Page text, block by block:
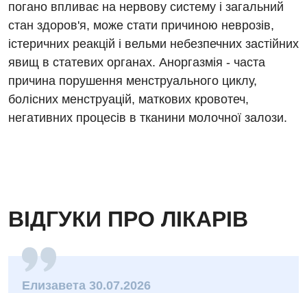
Дитяча гінекологія
Дитяча ендокринологія
Дитяча кардіоревматологія
Дитяча офтальмологія
Дитяча урологія
Дитяча хірургія
погано впливає на нервову систему і загальний
стан здоров'я, може стати причиною неврозів,
істеричних реакцій і вельми небезпечних застійних
явищ в статевих органах. Аноргазмія - часта
причина порушення менструального циклу,
болісних менструацій, маткових кровотеч,
негативних процесів в тканини молочної залози.
ВІДГУКИ ПРО ЛІКАРІВ
Елизавета 30.07.2026